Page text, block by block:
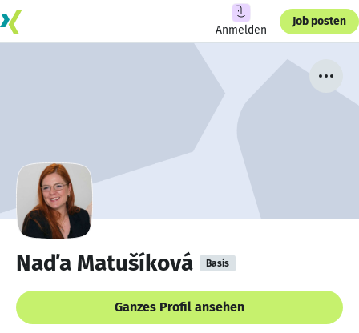
Anmelden
Job posten
Naďa Matušíková Basis
Ganzes Profil ansehen